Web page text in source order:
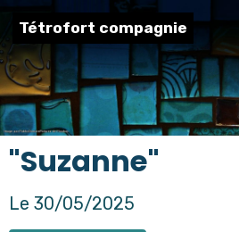
Tétrofort compagnie
"Suzanne"
Le 30/05/2025